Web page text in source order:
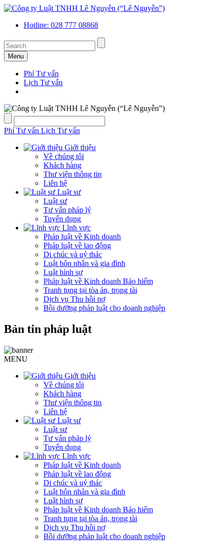
Hotline: 028 777 08868
Menu
Phí Tư vấn
Lịch Tư vấn
Phí Tư vấn Lịch Tư vấn
Giới thiệu
Về chúng tôi
Khách hàng
Thư viện thông tin
Liên hệ
Luật sư
Luật sư
Tư vấn pháp lý
Tuyển dụng
Lĩnh vực
Pháp luật về Kinh doanh
Pháp luật về lao động
Di chúc và uỷ thác
Luật hôn nhân và gia đình
Luật hình sự
Pháp luật về Kinh doanh Bảo hiểm
Tranh tụng tại tòa án, trọng tài
Dịch vụ Thu hồi nợ
Bồi dưỡng pháp luật cho doanh nghiệp
Bản tin pháp luật
MENU
Giới thiệu
Về chúng tôi
Khách hàng
Thư viện thông tin
Liên hệ
Luật sư
Luật sư
Tư vấn pháp lý
Tuyển dụng
Lĩnh vực
Pháp luật về Kinh doanh
Pháp luật về lao động
Di chúc và uỷ thác
Luật hôn nhân và gia đình
Luật hình sự
Pháp luật về Kinh doanh Bảo hiểm
Tranh tụng tại tòa án, trọng tài
Dịch vụ Thu hồi nợ
Bồi dưỡng pháp luật cho doanh nghiệp